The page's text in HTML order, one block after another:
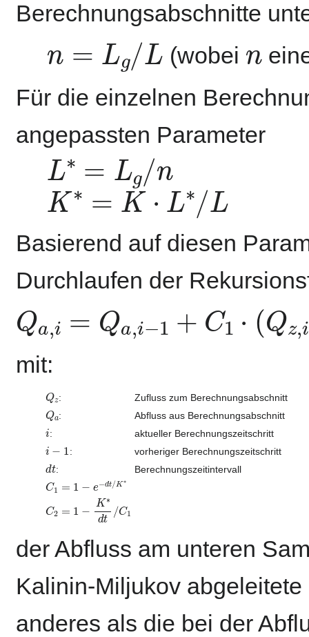
Berechnungsabschnitte
g/
(wobei
Für die einzelnen
angepassten Parameter
L∗ g
n
K∗= K⋅L∗/L
Basierend auf diesen
Durchlaufen der
Q Qa C 1⋅ Qz,i
mit:
Q : Zufluss zum Berechnungsabschnitt
Q : Abfluss aus Berechnungsabschnitt
i: aktueller Berechnungszeitschritt
i− : vorheriger Berechnungszeitschritt
dt: Berechnungszeitintervall
C1 − /K∗
C2 − ∗dt/ C 1
der Abfluss am unteren
Kalinin-Miljukov
anderes als die bei der